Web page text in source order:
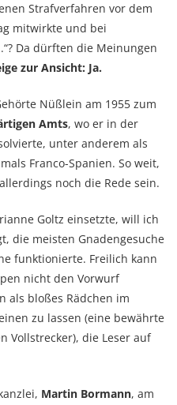
Strafverfahren vor dem
mitwirkte und bei
Da dürften die Meinungen
zur Ansicht: Ja.
Nüßlein am 1955 zum
Amts, wo er in der
unter anderem als
Franco-Spanien. So weit,
noch die Rede sein.
Goltz einsetzte, will ich
die meisten Gnadengesuche
funktionierte. Freilich kann
nicht den Vorwurf
als bloßes Rädchen im
zu lassen (eine bewährte
Vollstrecker), die Leser auf
Martin Bormann, am